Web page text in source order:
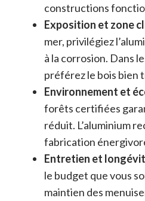
constructions
Exposition et zone
mer, privilégiez
à la corrosion. Dans
préférez le bois bien
Environnement et
forêts certifiées
réduit. L’aluminium
fabrication
Entretien et
le budget que vous
maintien des